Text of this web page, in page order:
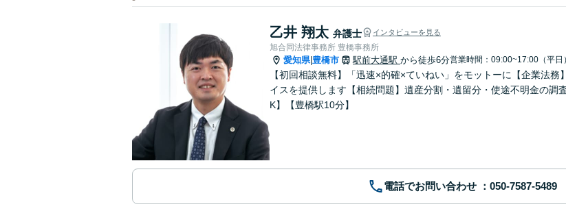
乙井 翔太 弁護士 インタビューを見る
旭合同法律事務所 豊橋事務所
愛知県| 豊橋市 駅前大通駅 から徒歩6分営業時間：09:00~17:00（平日）
【初回相談無料】「迅速×的確×ていねい」をモットーに【企業法
イスを提供します【相続問題】遺産分割・遺留分・使途不明金の調
K】【豊橋駅10分】
電話でお問い合わせ